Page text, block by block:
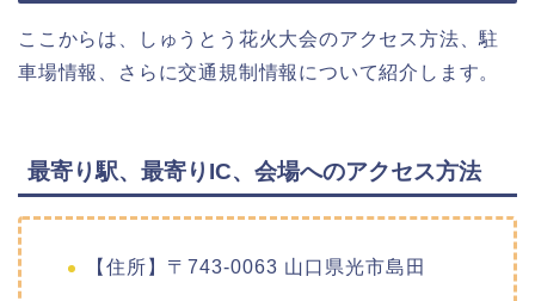
ここからは、しゅうとう花火大会のアクセス方法、駐
車場情報、さらに交通規制情報について紹介します。
最寄り駅、最寄りIC、会場へのアクセス方法
【住所】〒743-0063 山口県光市島田